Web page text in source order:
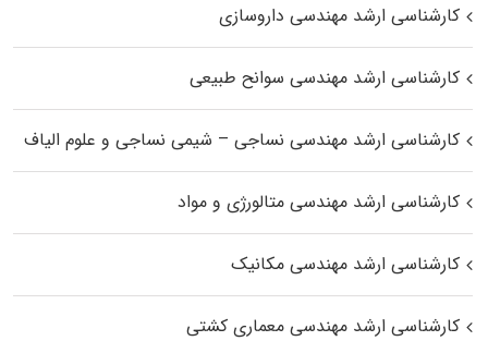
کارشناسی ارشد مهندسی داروسازی
کارشناسی ارشد مهندسی سوانح طبیعی
کارشناسی ارشد مهندسی نساجی – شیمی نساجی و علوم الیاف
کارشناسی ارشد مهندسی متالورژی و مواد
کارشناسی ارشد مهندسی مکانیک
کارشناسی ارشد مهندسی معماری کشتی